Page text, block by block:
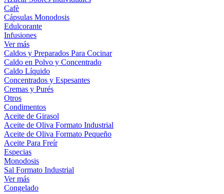
Cafè
Cápsulas Monodosis
Edulcorante
Infusiones
Ver más
Caldos y Preparados Para Cocinar
Caldo en Polvo y Concentrado
Caldo Líquido
Concentrados y Espesantes
Cremas y Purés
Otros
Condimentos
Aceite de Girasol
Aceite de Oliva Formato Industrial
Aceite de Oliva Formato Pequeño
Aceite Para Freír
Especias
Monodosis
Sal Formato Industrial
Ver más
Congelado